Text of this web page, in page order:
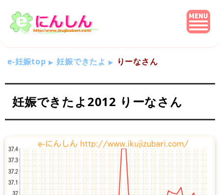
e-妊娠top 妊娠できたよ りーなさん
妊娠できたよ2012 りーなさん